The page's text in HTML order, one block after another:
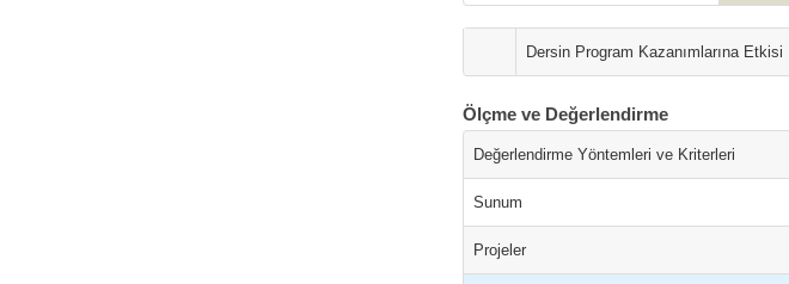
Dersin Program Kazanımlarına Etkisi
Ölçme ve Değerlendirme
Değerlendirme Yöntemleri ve Kriterleri
Sunum
Projeler